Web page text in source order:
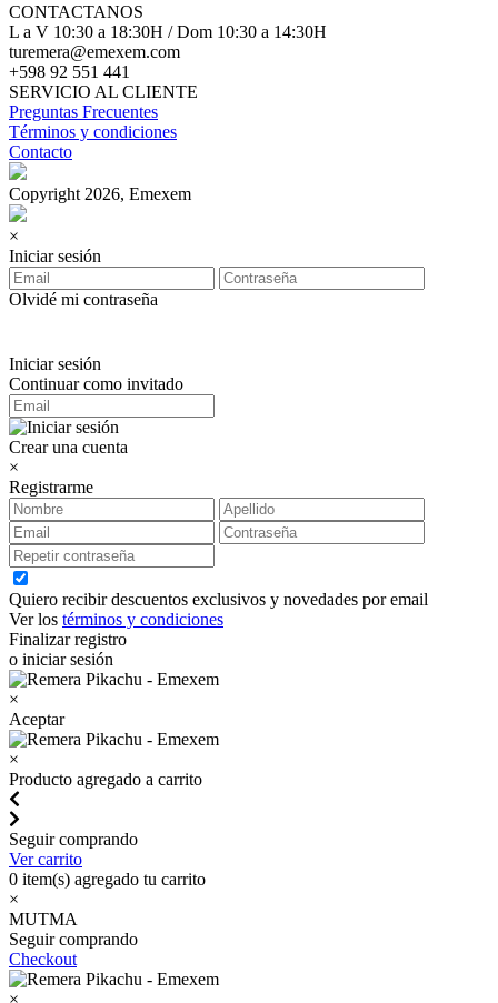
CONTACTANOS
L a V 10:30 a 18:30H / Dom 10:30 a 14:30H
turemera@emexem.com
+598 92 551 441
SERVICIO AL CLIENTE
Preguntas Frecuentes
Términos y condiciones
Contacto
Copyright 2026, Emexem
×
Iniciar sesión
Olvidé mi contraseña
Iniciar sesión
Continuar como invitado
Crear una cuenta
×
Registrarme
Quiero recibir descuentos exclusivos y novedades por email
Ver los términos y condiciones
Finalizar registro
o iniciar sesión
×
Aceptar
×
Producto agregado a carrito
Seguir comprando
Ver carrito
0 item(s) agregado tu carrito
×
MUTMA
Seguir comprando
Checkout
×